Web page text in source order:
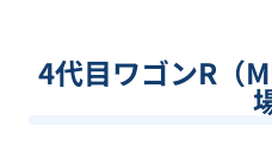
4代目ワゴンR（